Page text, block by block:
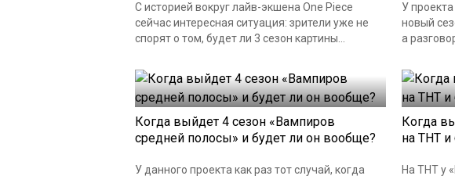
С историей вокруг лайв-экшена One Piece
сейчас интересная ситуация: зрители уже не
спорят о том, будет ли 3 сезон картины...
У
новый
а
Когда выйдет 4 сезон «Вампиров
средней полосы» и будет ли он вообще?
У данного проекта как раз тот случай, когда
Когда
на ТНТ и
На ТНТ у